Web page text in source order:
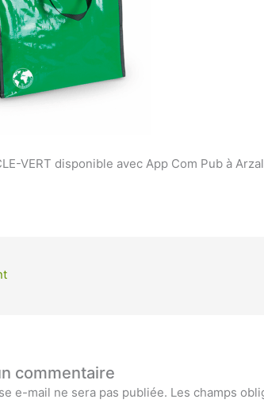
VERT disponible avec App Com Pub à
commentaire
e-mail ne sera pas publiée. Les champs